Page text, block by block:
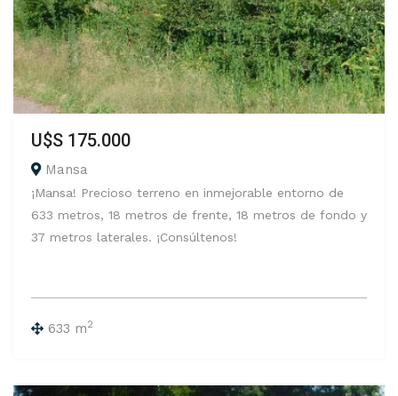
U$S 175.000
Mansa
¡Mansa! Precioso terreno en inmejorable entorno de
633 metros, 18 metros de frente, 18 metros de fondo y
37 metros laterales. ¡Consúltenos!
633 m2